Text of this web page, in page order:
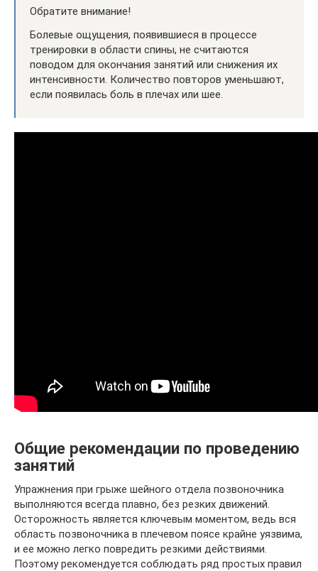
Обратите внимание!
Болевые ощущения, появившиеся в процессе
тренировки в области спины, не считаются
поводом для окончания занятий или снижения их
интенсивности. Количество повторов уменьшают,
если появилась боль в плечах или шее.
Общие рекомендации по проведению
занятий
Упражнения при грыже шейного отдела позвоночника
выполняются всегда плавно, без резких движений.
Осторожность является ключевым моментом, ведь вся
область позвоночника в плечевом поясе крайне уязвима,
и ее можно легко повредить резкими действиями.
Поэтому рекомендуется соблюдать ряд простых правил